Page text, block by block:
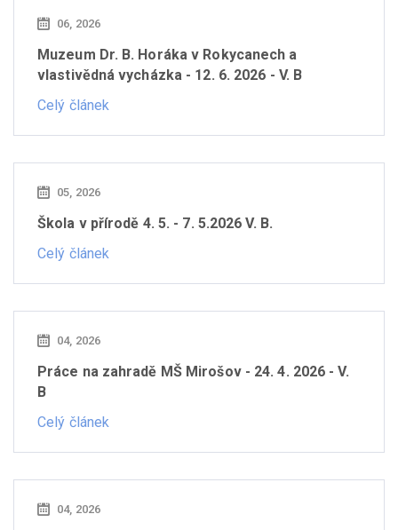
06, 2026
Muzeum Dr. B. Horáka v Rokycanech a
vlastivědná vycházka - 12. 6. 2026 - V. B
Celý článek
05, 2026
Škola v přírodě 4. 5. - 7. 5.2026 V. B.
Celý článek
04, 2026
Práce na zahradě MŠ Mirošov - 24. 4. 2026 - V.
B
Celý článek
04, 2026